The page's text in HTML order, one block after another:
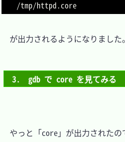
が出力されるようになりました。
3.　gdb で core を見てみる
やっと「core」が出力されたの